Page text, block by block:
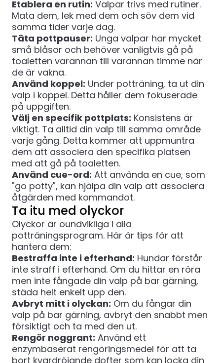
Etablera en rutin: Valpar trivs med rutiner.
Mata dem, lek med dem och söv dem vid
samma tider varje dag.
Täta pottpauser: Unga valpar har mycket
små blåsor och behöver vanligtvis gå på
toaletten varannan till varannan timme när
de är vakna.
Använd koppel: Under potträning, ta ut din
valp i koppel. Detta håller dem fokuserade
på uppgiften.
Välj en specifik pottplats: Konsistens är
viktigt. Ta alltid din valp till samma område
varje gång. Detta kommer att uppmuntra
dem att associera den specifika platsen
med att gå på toaletten.
Använd cue-ord: Att använda en cue, som
"go potty", kan hjälpa din valp att associera
åtgärden med kommandot.
Ta itu med olyckor
Olyckor är oundvikliga i alla
potträningsprogram. Här är tips för att
hantera dem:
Bestraffa inte i efterhand: Hundar förstår
inte straff i efterhand. Om du hittar en röra
men inte fångade din valp på bar gärning,
städa helt enkelt upp den.
Avbryt mitt i olyckan: Om du fångar din
valp på bar gärning, avbryt den snabbt men
försiktigt och ta med den ut.
Rengör noggrant: Använd ett
enzymbaserat rengöringsmedel för att ta
bort kvardröjande dofter som kan locka din